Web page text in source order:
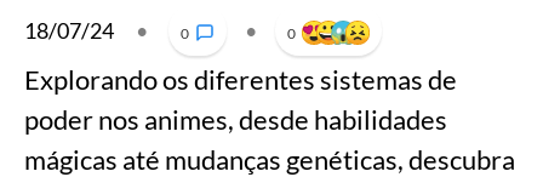
18/07/24 • 0 • 0
Explorando os diferentes sistemas de
poder nos animes, desde habilidades
mágicas até mudanças genéticas, descubra